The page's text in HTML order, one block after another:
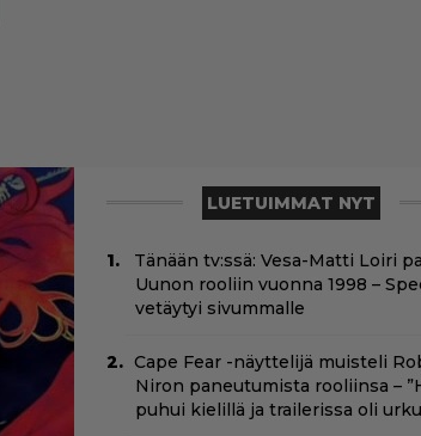
LUETUIMMAT NYT
Tänään tv:ssä: Vesa-Matti Loiri
Uunon rooliin vuonna 1998 –
vetäytyi sivummalle
Cape Fear -näyttelijä muisteli
Niron paneutumista rooliinsa –
puhui kielillä ja trailerissa oli